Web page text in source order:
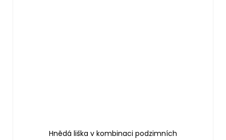
Hnědá liška v kombinaci podzimních